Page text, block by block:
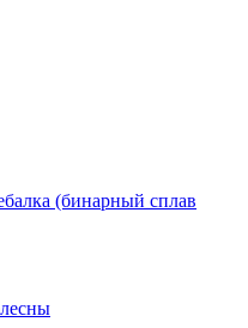
(бинарный сплав